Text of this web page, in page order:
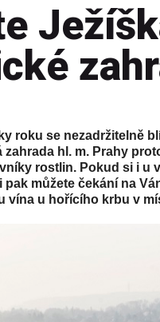
roku se nezadržitelně
zahrada hl. m. Prahy
rostlin. Pokud si i u
pak můžete čekání na
vína u hořícího krbu v